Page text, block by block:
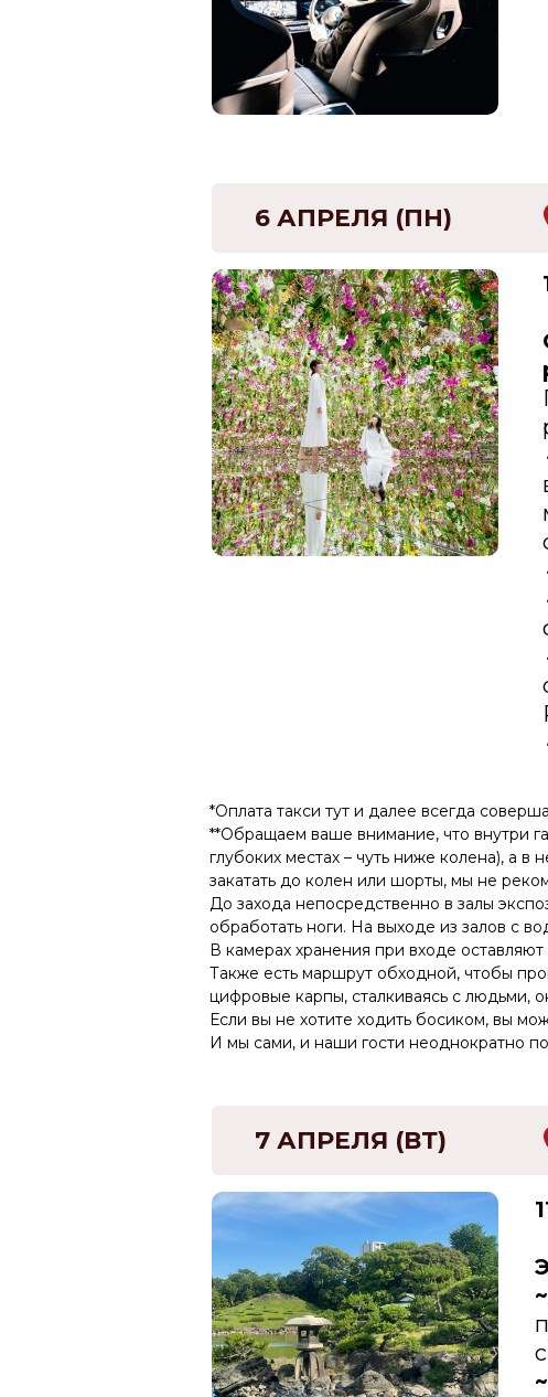
6 АПРЕЛЯ (ПН)
*Оплата такси тут и далее всегда
**Обращаем ваше внимание, что внутри
глубоких местах – чуть ниже колена), а
закатать до колен или шорты, мы не
До захода непосредственно в залы
обработать ноги. На выходе из залов с
В камерах хранения при входе
Также есть маршрут обходной, чтобы
цифровые карпы, сталкиваясь с людьми,
Если вы не хотите ходить босиком, вы
И мы сами, и наши гости неоднократно
7 АПРЕЛЯ (ВТ)